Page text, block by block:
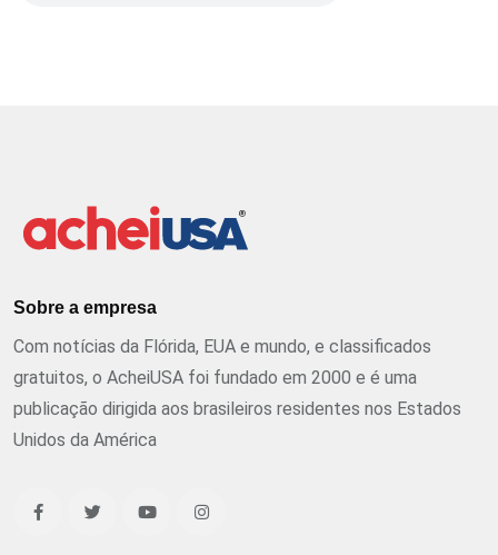
Sobre a empresa
Com notícias da Flórida, EUA e mundo, e classificados
gratuitos, o AcheiUSA foi fundado em 2000 e é uma
publicação dirigida aos brasileiros residentes nos Estados
Unidos da América